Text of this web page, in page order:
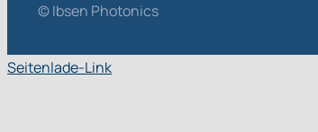
© Ibsen Photonics
Seitenlade-Link